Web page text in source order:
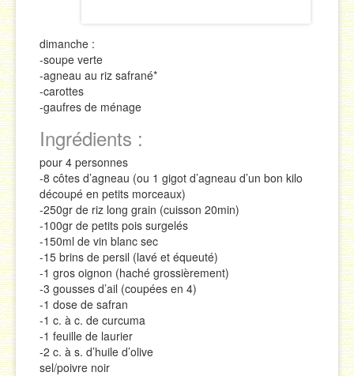
dimanche :
-soupe verte
-agneau au riz safrané*
-carottes
-gaufres de ménage
Ingrédients :
pour 4 personnes
-8 côtes d’agneau (ou 1 gigot d’agneau d’un bon kilo
découpé en petits morceaux)
-250gr de riz long grain (cuisson 20min)
-100gr de petits pois surgelés
-150ml de vin blanc sec
-15 brins de persil (lavé et équeuté)
-1 gros oignon (haché grossièrement)
-3 gousses d’ail (coupées en 4)
-1 dose de safran
-1 c. à c. de curcuma
-1 feuille de laurier
-2 c. à s. d’huile d’olive
sel/poivre noir